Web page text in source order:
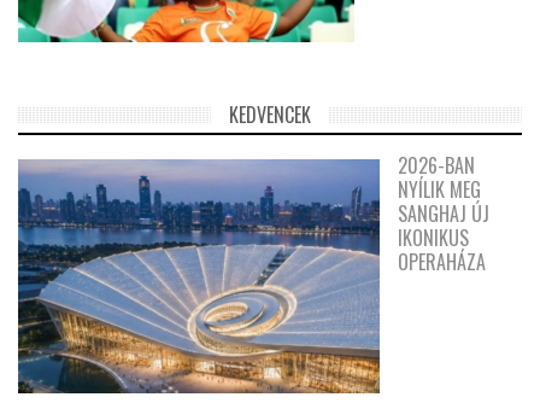
KEDVENCEK
2026-BAN
NYÍLIK MEG
SANGHAJ ÚJ
IKONIKUS
OPERAHÁZA